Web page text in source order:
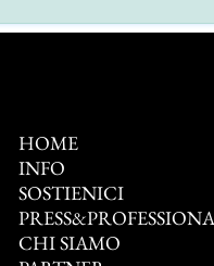
HOME
INFO
SOSTIENICI
CHI SIAMO